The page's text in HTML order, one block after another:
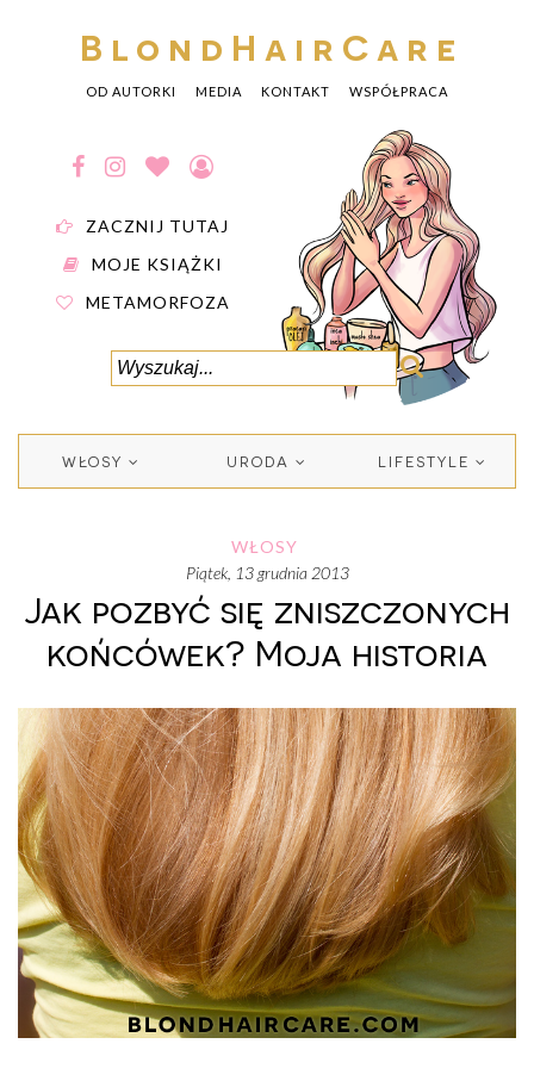
BlondHairCare
OD AUTORKI MEDIA KONTAKT WSPÓŁPRACA
ZACZNIJ TUTAJ
MOJE KSIĄŻKI
METAMORFOZA
WŁOSY URODA LIFESTYLE
WŁOSY
piątek, 13 grudnia 2013
Jak pozbyć się zniszczonych
końcówek? Moja historia